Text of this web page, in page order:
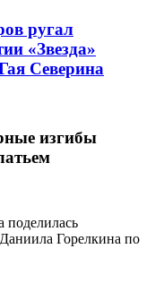
ругал
«Звезда»
Северина
изгибы
поделилась
Горелкина по